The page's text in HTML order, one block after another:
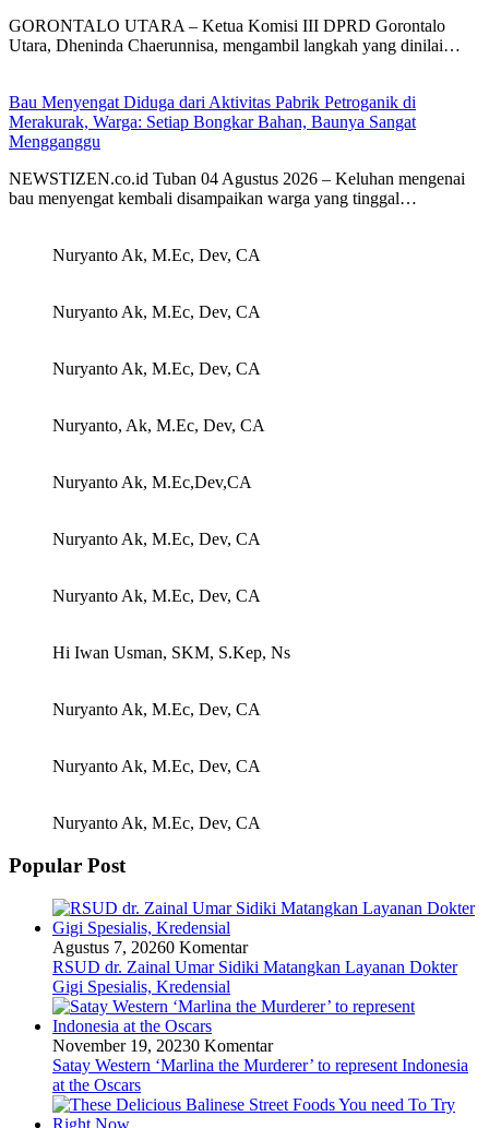
GORONTALO UTARA – Ketua Komisi III DPRD Gorontalo
Utara, Dheninda Chaerunnisa, mengambil langkah yang dinilai…
Bau Menyengat Diduga dari Aktivitas Pabrik Petroganik di
Merakurak, Warga: Setiap Bongkar Bahan, Baunya Sangat
Mengganggu
NEWSTIZEN.co.id Tuban 04 Agustus 2026 – Keluhan mengenai
bau menyengat kembali disampaikan warga yang tinggal…
Nuryanto Ak, M.Ec, Dev, CA
Nuryanto Ak, M.Ec, Dev, CA
Nuryanto Ak, M.Ec, Dev, CA
Nuryanto, Ak, M.Ec, Dev, CA
Nuryanto Ak, M.Ec,Dev,CA
Nuryanto Ak, M.Ec, Dev, CA
Nuryanto Ak, M.Ec, Dev, CA
Hi Iwan Usman, SKM, S.Kep, Ns
Nuryanto Ak, M.Ec, Dev, CA
Nuryanto Ak, M.Ec, Dev, CA
Nuryanto Ak, M.Ec, Dev, CA
Popular Post
Agustus 7, 20260 Komentar
RSUD dr. Zainal Umar Sidiki Matangkan Layanan Dokter
Gigi Spesialis, Kredensial
November 19, 20230 Komentar
Satay Western ‘Marlina the Murderer’ to represent Indonesia
at the Oscars